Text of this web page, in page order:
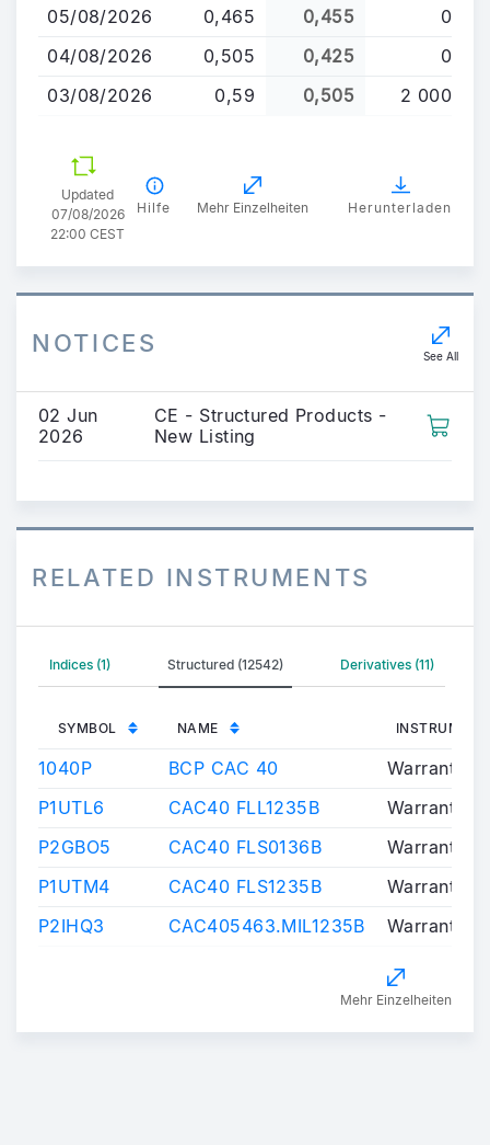
05/08/2026
0,465 0,455
0
04/08/2026
0,505 0,425
0
03/08/2026
0,59 0,505 2 000
Updated
07/08/2026
22:00 CEST
Hilfe Mehr Einzelheiten Herunterladen
NOTICES See All
02 Jun
2026
CE - Structured Products -
New Listing
RELATED INSTRUMENTS
Indices (1) Structured (12542) Derivatives (11)
SYMBOL NAME
1040P BCP CAC 40
Warrants/
P1UTL6
CAC40 FLL1235B
Warrants/
P2GBO5
CAC40 FLS0136B
Warrants/
P1UTM4
CAC40 FLS1235B
Warrants/
P2IHQ3
CAC405463.MIL1235B Warrants/
Mehr Einzelheiten